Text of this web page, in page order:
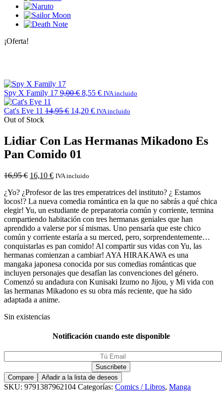
¡Oferta!
Spy X Family 17 9,00€ 8,55 € IVA incluido
Cat's Eye 11 14,95€ 14,20 € IVA incluido
Out of Stock
Lidiar Con Las Hermanas Mikadono Es
Pan Comido 01
16,95€ 16,10 € IVA incluido
¿Yo? ¿Profesor de las tres emperatrices del instituto? ¿ Estamos
locos!? La nueva comedia romántica en la que no sabrás a qué chica
elegir! Yu, un estudiante de preparatoria común y corriente, termina
compartiendo habitación con tres hermanas geniales que han
aprendido a valerse por sí mismas. Uno pensaría que este chico
común y corriente estaría a su merced, pero, sorprendentemente…
conquistarlas es pan comido! Al compartir sus vidas con Yu, las
hermanas comienzan a cambiar! AYA HIRAKAWA es una
mangaka japonesa conocida por sus comedias románticas que
incluyen personajes que desafían las convenciones del género.
Comenzó su andadura con Kunisaki Izumo no Jijou, y Mi vida con
las hermanas Mikadono es su obra más reciente, que ha sido
adaptada a anime.
Sin existencias
Notificación cuando este disponible
Compare Añadir a la lista de deseos
SKU: 9791387962104 Categorías: Comics / Libros, Manga